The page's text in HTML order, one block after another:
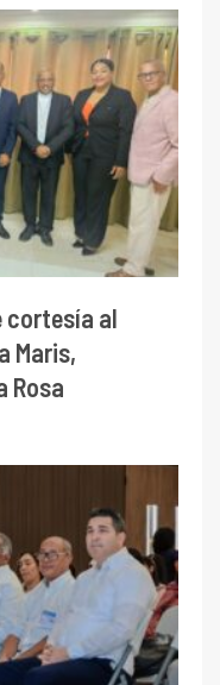
cortesía al
Maris,
Rosa